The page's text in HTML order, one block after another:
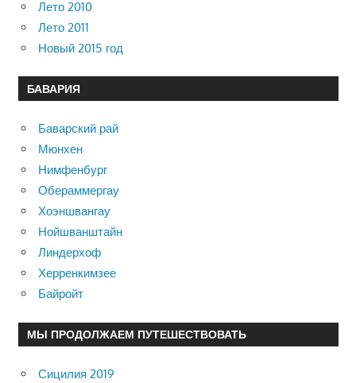
Лето 2010
Лето 2011
Новый 2015 год
БАВАРИЯ
Баварский рай
Мюнхен
Нимфенбург
Обераммергау
Хоэншвангау
Нойшванштайн
Линдерхоф
Херренкимзее
Байройт
МЫ ПРОДОЛЖАЕМ ПУТЕШЕСТВОВАТЬ
Сицилия 2019